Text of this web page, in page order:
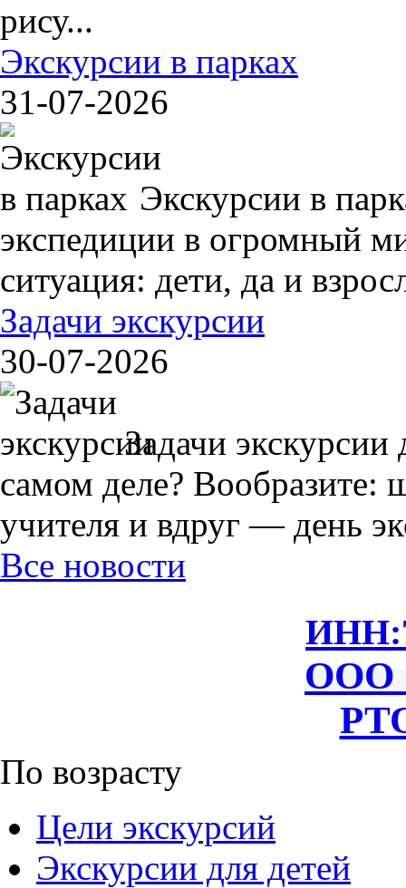
рису...
Экскурсии в парках
31-07-2026
Экскурсии в
экспедиции в огромный
ситуация: дети, да и
Задачи экскурсии
30-07-2026
Задачи
самом деле? Вообразите:
учителя и вдруг — день
Все новости
ИНН:
ООО
По возрасту
Цели экскурсий
Экскурсии для детей